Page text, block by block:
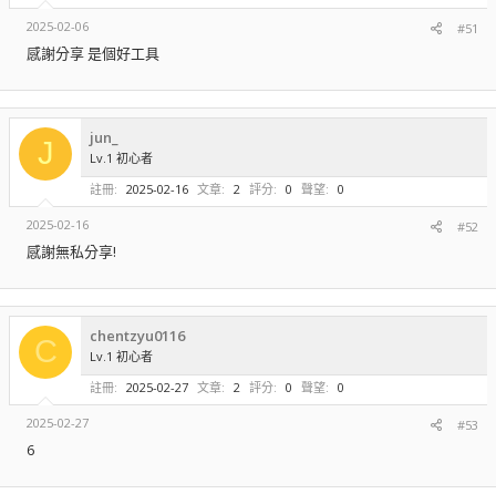
2025-02-06 #51
感謝分享 是個好工具
J jun_
Lv.1 初心者
註冊
2025-02-16 文章 2 評分 0 聲望 0
2025-02-16 #52
感謝無私分享!
C chentzyu0116
Lv.1 初心者
註冊
2025-02-27 文章 2 評分 0 聲望 0
2025-02-27 #53
6